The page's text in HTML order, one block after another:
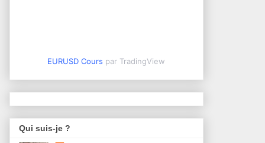
EURUSD Cours par TradingView
Qui suis-je ?